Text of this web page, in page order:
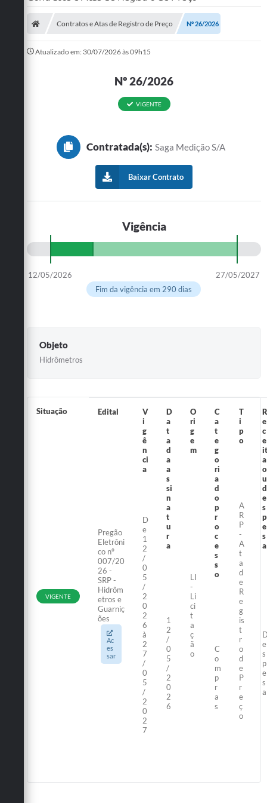
CONTATOS
Legislação
Contratos e Atas de Registro de Preço Nº 26/2026
Atualizado em: 30/07/2026 às 09h15
Nº 26/2026
VIGENTE
Contratada(s): Saga Medição S/A
Baixar Contrato
Vigência
12/05/2026
27/05/2027
Fim da vigência em 290 dias
Objeto
Hidrômetros
Situação
VIGENTE
Edital
Pregão
Eletrôni
co nº
007/20
26 -
SRP -
Hidrôm
etros e
Guarniç
ões
Ac
es
sar
V
i
g
ê
n
ci
a
D
e
1
2
/
0
5
/
2
0
2
6
à
2
7
/
0
5
/
2
0
2
7
D
a
t
a
d
a
a
s
si
n
a
t
u
r
a
1
2
/
0
5
/
2
0
2
6
O
ri
g
e
m
LI
-
Li
ci
t
a
ç
ã
o
C
a
t
e
g
o
ri
a
d
o
p
r
o
c
e
s
s
o
C
o
m
p
r
a
s
T
i
p
o
A
R
P
-
A
t
a
d
e
R
e
g
is
t
r
o
d
e
P
r
e
ç
o
R
e
c
e
it
a
o
u
d
e
s
p
e
s
a
e
s
p
e
s
a